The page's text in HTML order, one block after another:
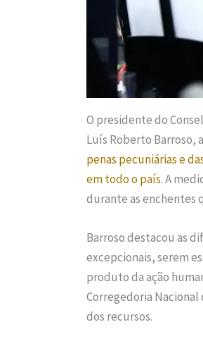
O presidente do
Luís Roberto Barroso,
penas pecuniárias e
em todo o país. A
durante as enchentes
Barroso destacou as
excepcionais, serem
produto da ação
Corregedoria Nacional
dos recursos.